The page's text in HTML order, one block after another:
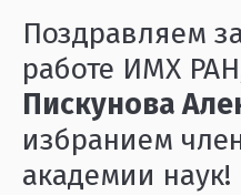
Поздравляем
работе ИМХ
Пискунова
избранием
академии наук!